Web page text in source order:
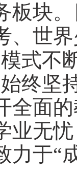
板块
、世
式不
终坚
全面
业无
力于“